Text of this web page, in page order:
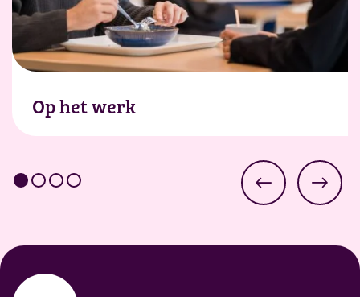
Op het werk
energie, smaak en werkplezier de hele
dag meedoen.